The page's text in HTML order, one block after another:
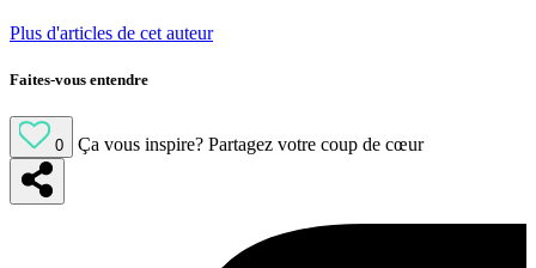
Plus d'articles de cet auteur
Faites-vous entendre
0 Ça vous inspire? Partagez votre coup de cœur